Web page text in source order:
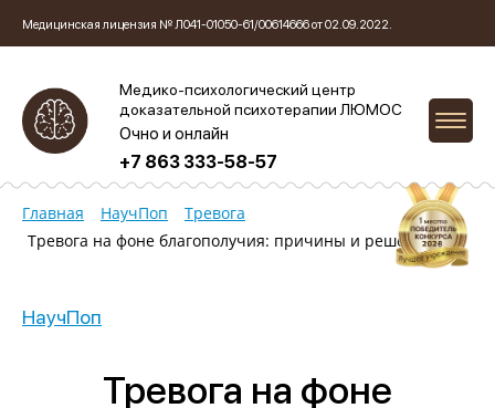
Медицинская лицензия № Л041-01050-61/00614666 от 02.09.2022.
Медико-психологический центр
доказательной психотерапии ЛЮМОС
Очно и онлайн
+7 863 333-58-57
Главная НаучПоп
Тревога
Тревога на фоне благополучия: причины и решение
НаучПоп
Тревога на фоне